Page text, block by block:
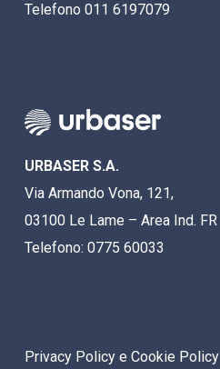
Telefono 011 6197079
URBASER S.A.
Via Armando Vona, 121,
03100 Le Lame – Area Ind. FR
Telefono: 0775 60033
Privacy Policy e Cookie Policy